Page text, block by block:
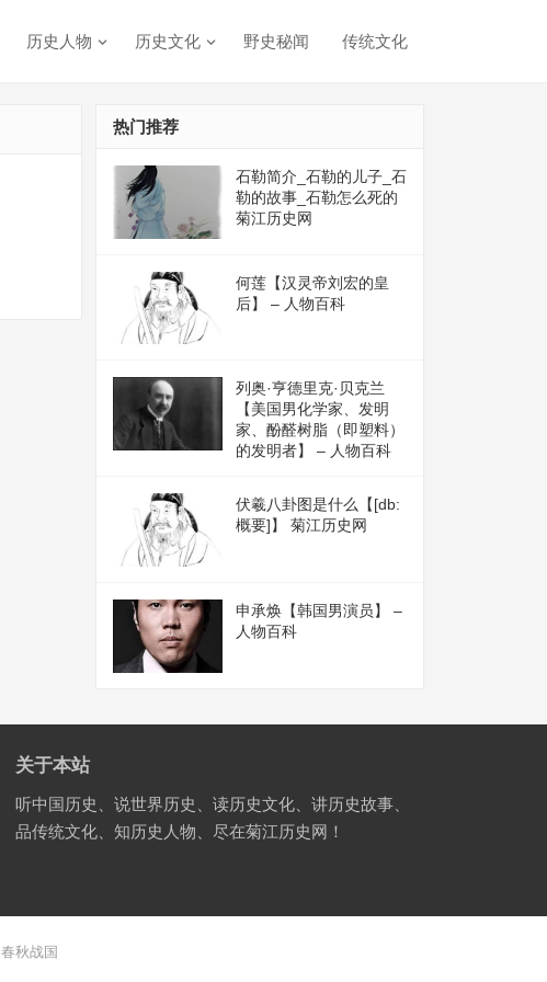
历史人物 历史文化 野史秘闻 传统文化
热门推荐
石勒简介_石勒的儿子_石
勒的故事_石勒怎么死的
菊江历史网
何莲【汉灵帝刘宏的皇
后】 – 人物百科
列奥·亨德里克·贝克兰
【美国男化学家、发明
家、酚醛树脂（即塑料）
的发明者】 – 人物百科
伏羲八卦图是什么【[db:
概要]】 菊江历史网
申承焕【韩国男演员】 –
人物百科
关于本站
听中国历史、说世界历史、读历史文化、讲历史故事、
品传统文化、知历史人物、尽在菊江历史网！
春秋战国